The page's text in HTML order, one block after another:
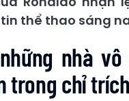
thể thao sáng
nhà
trong chỉ trích